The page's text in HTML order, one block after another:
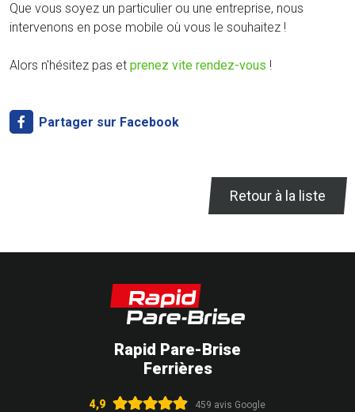
Que vous soyez un particulier ou une entreprise, nous
intervenons en pose mobile où vous le souhaitez !
Alors n'hésitez pas et prenez vite rendez-vous !
Partager sur Facebook
Retour à la liste
Rapid Pare-Brise
Ferrières
4,9 459 avis Google